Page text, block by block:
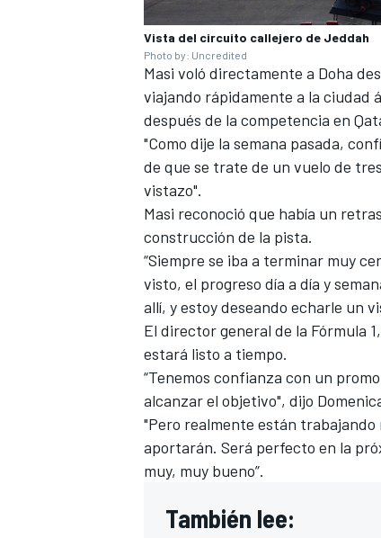
Vista del circuito callejero de Jeddah
Photo by: Uncredited
Masi voló directamente a Doha
viajando rápidamente a la ciudad
después de la competencia en
"Como dije la semana pasada,
de que se trate de un vuelo de
vistazo".
Masi reconoció que había un
construcción de la pista.
“Siempre se iba a terminar muy
visto, el progreso día a día y
allí, y estoy deseando echarle un
El director general de la Fórmula 1,
estará listo a tiempo.
“Tenemos confianza con un
alcanzar el objetivo", dijo
"Pero realmente están trabajando
aportarán. Será perfecto en la
muy, muy bueno”.
También lee: